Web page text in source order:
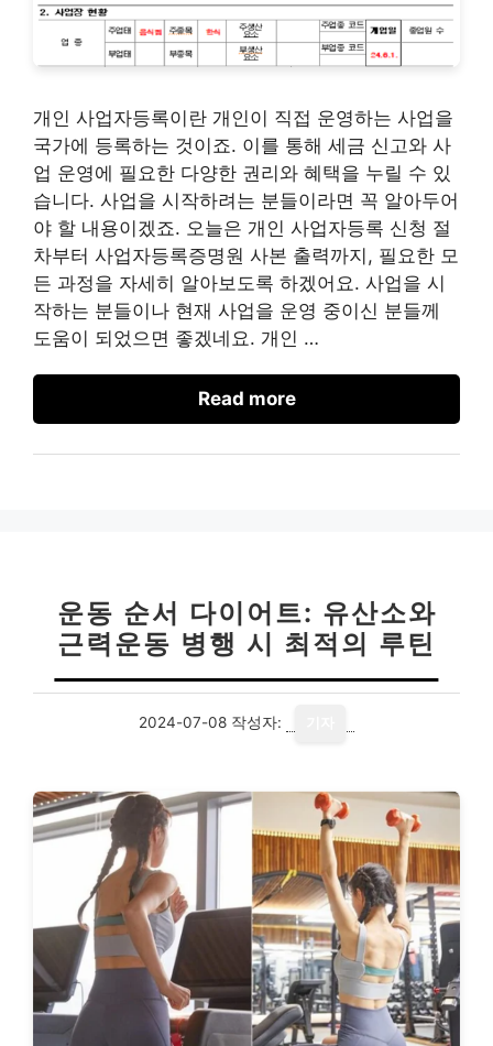
개인 사업자등록이란 개인이 직접 운영하는 사업을
국가에 등록하는 것이죠. 이를 통해 세금 신고와 사
업 운영에 필요한 다양한 권리와 혜택을 누릴 수 있
습니다. 사업을 시작하려는 분들이라면 꼭 알아두어
야 할 내용이겠죠. 오늘은 개인 사업자등록 신청 절
차부터 사업자등록증명원 사본 출력까지, 필요한 모
든 과정을 자세히 알아보도록 하겠어요. 사업을 시
작하는 분들이나 현재 사업을 운영 중이신 분들께
도움이 되었으면 좋겠네요. 개인 …
Read more
운동 순서 다이어트: 유산소와
근력운동 병행 시 최적의 루틴
2024-07-08 작성자: